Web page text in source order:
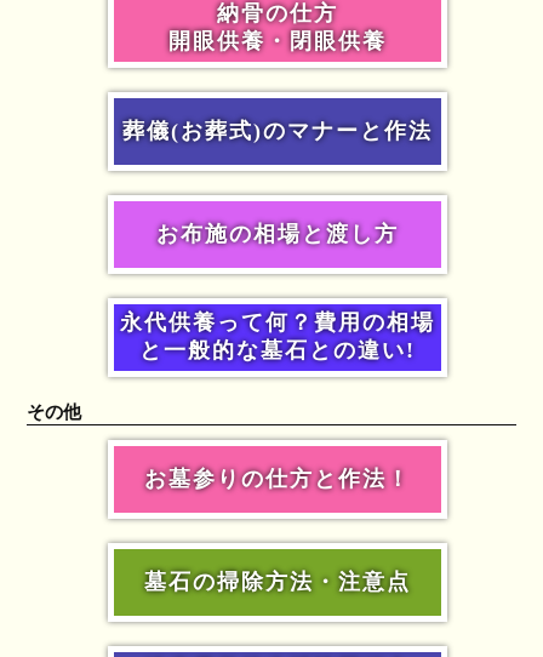
納骨の仕方
開眼供養・閉眼供養
葬儀(お葬式)のマナーと作法
お布施の相場と渡し方
永代供養って何？費用の相場
と一般的な墓石との違い!
その他
お墓参りの仕方と作法！
墓石の掃除方法・注意点